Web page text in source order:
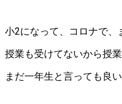
小2になって、コロナで、
授業も受けてないから授
まだ一年生と言っても良い